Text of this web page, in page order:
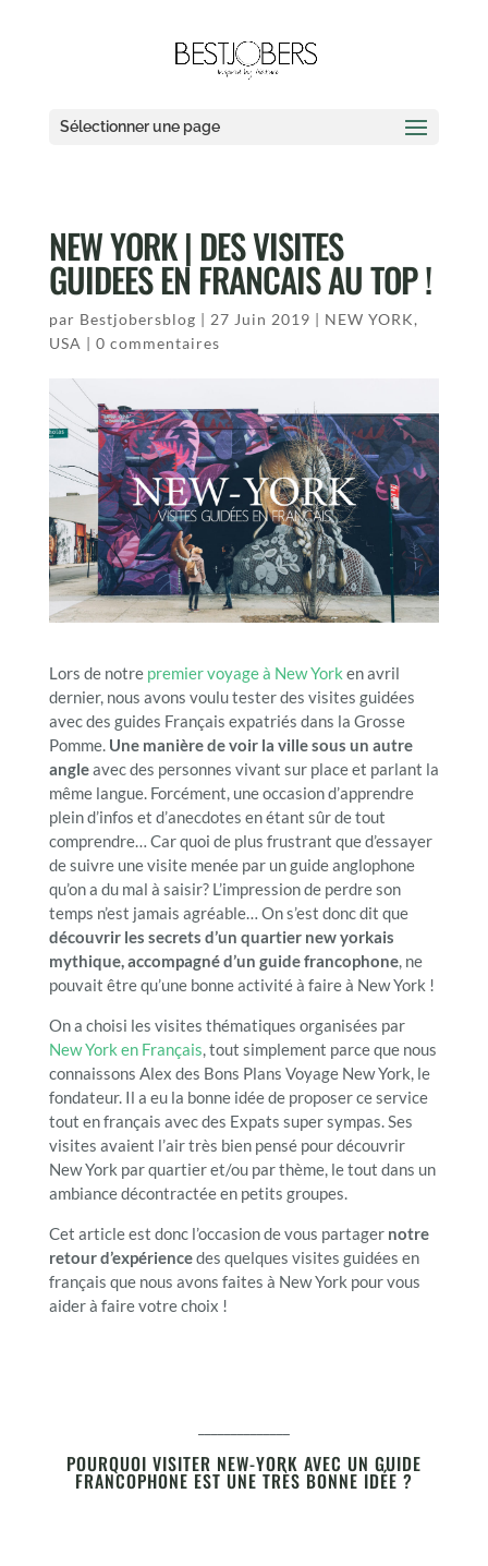
Sélectionner une page
NEW YORK | DES VISITES
GUIDEES EN FRANCAIS AU TOP !
par Bestjobersblog | 27 Juin 2019 | NEW YORK,
USA | 0 commentaires
Lors de notre premier voyage à New York en avril
dernier, nous avons voulu tester des visites guidées
avec des guides Français expatriés dans la Grosse
Pomme.Une manière de voir la ville sous un autre
angleavec des personnes vivant sur place et parlant la
même langue. Forcément, une occasion d’apprendre
plein d’infos et d’anecdotes en étant sûr de tout
comprendre… Car quoi de plus frustrant que d’essayer
de suivre une visite menée par un guide anglophone
qu’on a du mal à saisir? L’impression de perdre son
temps n’est jamais agréable… On s’est donc dit que
découvrir les secrets d’un quartier new yorkais
mythique, accompagné d’un guide francophone, ne
pouvait être qu’une bonne activité à faire à New York !
On a choisi les visites thématiques organisées par
New York en Français, tout simplement parce que nous
connaissons Alex des Bons Plans Voyage New York, le
fondateur. Il a eu la bonne idée de proposer ce service
tout en français avec des Expats super sympas. Ses
visites avaient l’air très bien pensé pour découvrir
New York par quartier et/ou par thème, le tout dans un
ambiance décontractée en petits groupes.
Cet article est donc l’occasion de vous partager notre
retour d’expériencedes quelques visites guidées en
français que nous avons faites à New York pour vous
aider à faire votre choix !
POURQUOI VISITER NEW-YORK AVEC UN GUIDE
FRANCOPHONE EST UNE TRÈS BONNE IDÉE ?